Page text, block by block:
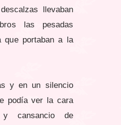
llevaban
las pesadas
que portaban a la
y en un silencio
podía ver la cara
y cansancio de